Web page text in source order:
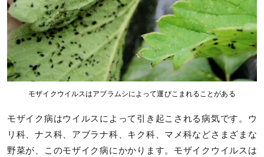
モザイクウイルスはアブラムシによって運びこまれることがある
モザイク病はウイルスによって引き起こされる病気です。ウ
リ科、ナス科、アブラナ科、キク科、マメ科などさまざまな
野菜が、このモザイク病にかかります。モザイクウイルスは